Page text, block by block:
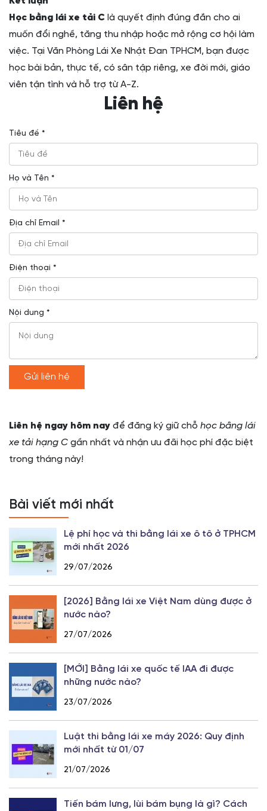
Học bằng lái xe tải C là quyết định đúng đắn cho ai
muốn đổi nghề, tăng thu nhập hoặc mở rộng cơ hội làm
việc. Tại Văn Phòng Lái Xe Nhật Đan TPHCM, bạn được
học bài bản, thực tế, có sân tập riêng, xe đời mới, giáo
viên tận tình và hỗ trợ từ A-Z.
Liên hệ
Tiêu đề *
Họ và Tên *
Địa chỉ Email *
Điện thoại *
Nội dung *
Gửi liên hệ
Liên hệ ngay hôm nay để đăng ký giữ chỗ học bằng lái
xe tải hạng C gần nhất và nhận ưu đãi học phí đặc biệt
trong tháng này!
Bài viết mới nhất
Lệ phí học và thi bằng lái xe ô tô ở TPHCM
mới nhất 2026
29/07/2026
[2026] Bằng lái xe Việt Nam dùng được ở
nước nào?
27/07/2026
[MỚI] Bằng lái xe quốc tế IAA đi được
những nước nào?
23/07/2026
Luật thi bằng lái xe máy 2026: Quy định
mới nhất từ 01/07
21/07/2026
Tiến bám lưng, lùi bám bụng là gì? Cách